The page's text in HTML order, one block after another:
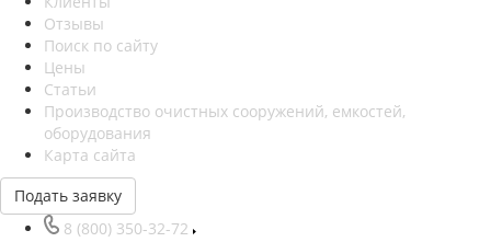
Отзывы
Поиск по сайту
Цены
Статьи
Производство очистных сооружений, емкостей,
оборудования
Карта сайта
Подать заявку
8 (800) 350-32-72